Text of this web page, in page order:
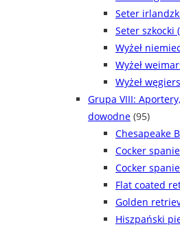
Seter
Seter szkocki
Wyżeł
Wyżeł
Wyżeł
Grupa VIII:
dowodne (95)
Chesapeake
Cocker
Cocker
Flat coated
Golden
Hiszpański